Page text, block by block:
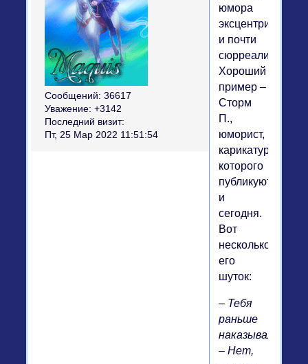
Сообщений: 36617
Уважение: +3142
Последний визит:
Пт, 25 Мар 2022 11:51:54
юмора
эксцентричны
и почти
Хороший
пример –
Сторм
П.,
юморист,
карикатуры
которого
публикуются
и
сегодня.
Вот
несколько
его
шуток:
– Тебя
раньше
наказывали?
– Нет,